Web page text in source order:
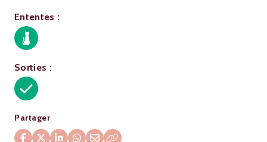
Ententes :
Sorties :
Partager